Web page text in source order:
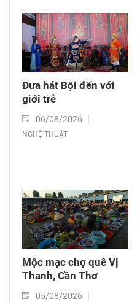
Đưa hát Bội đến với
giới trẻ
06/08/2026
NGHỆ THUẬT
Mộc mạc chợ quê Vị
Thanh, Cần Thơ
05/08/2026